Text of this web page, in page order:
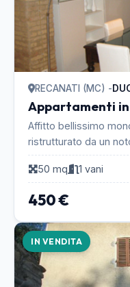
RECANATI (MC) -
Appartamenti
Affitto bellissimo
ristrutturato da un
di pregio nel centro
50 mq
1 vani
450 €
IN VENDITA